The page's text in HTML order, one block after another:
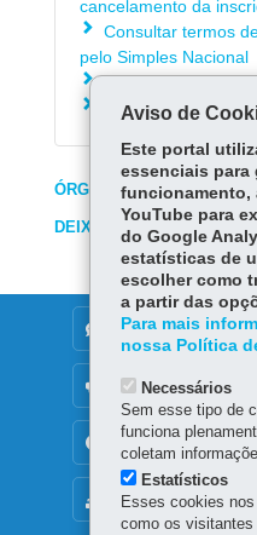
cancelamento da
Consultar termos
pelo Simples Nacional
Saber como
Consultar
ÓRGÃO RESPONSÁVEL
DEIXE SUA OPINIÃO
MAPA DO SITE
DENUNCIE
OUVIDORIA
TRANSPARÊNCIA
Aviso de
Este portal
essenciais para
funcionamento,
YouTube para
do Google
estatísticas de
escolher como
a partir das
Para mais
nossa Política
Necessários
Sem esse tipo de
funciona
coletam
Estatísticos
Esses cookies
como os